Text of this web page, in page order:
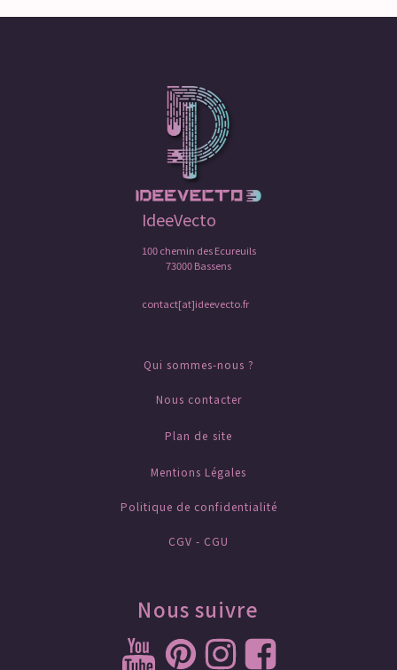
IdeeVecto
100 chemin des Ecureuils
73000 Bassens
contact[at]ideevecto.fr
Qui sommes-nous ?
Nous contacter
Plan de site
Mentions Légales
Politique de confidentialité
CGV - CGU
Nous suivre